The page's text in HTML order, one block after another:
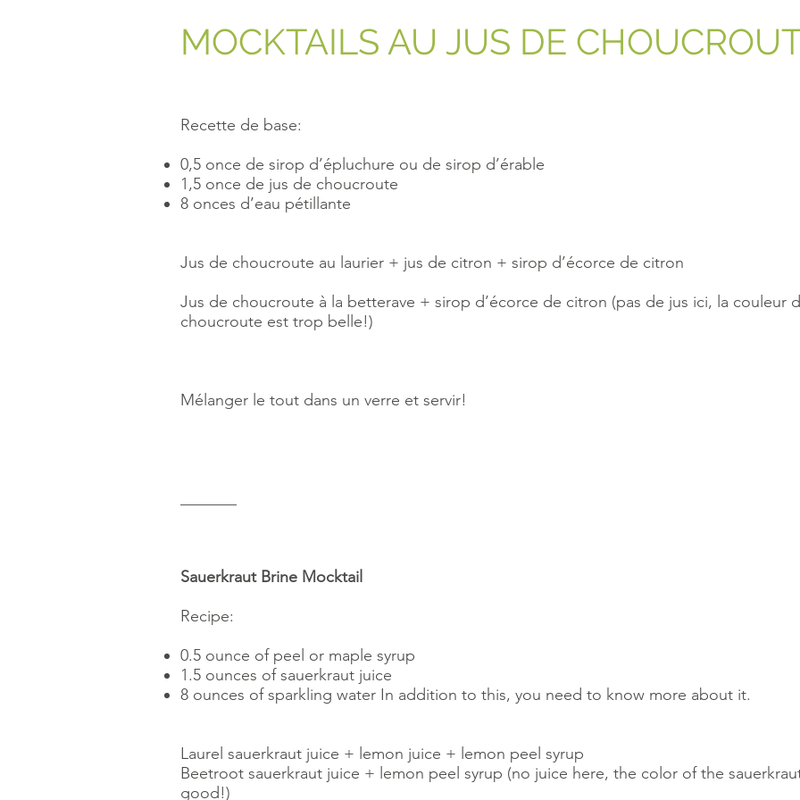
MOCKTAILS AU JUS DE
Recette de base:
0,5 once de sirop d’épluchure ou de sirop d’érable
1,5 once de jus de choucroute
8 onces d’eau pétillante
Jus de choucroute au laurier + jus de citron + sirop d’écorce de citron
Jus de choucroute à la betterave + sirop d’écorce de citron (pas de jus ici, la couleur
choucroute est trop belle!)
Mélanger le tout dans un verre et servir!
Sauerkraut Brine Mocktail
Recipe:
0.5 ounce of peel or maple syrup
1.5 ounces of sauerkraut juice
8 ounces of sparkling water In addition to this, you need to know more about it.
Laurel sauerkraut juice + lemon juice + lemon peel syrup
Beetroot sauerkraut juice + lemon peel syrup (no juice here, the color of the
good!)